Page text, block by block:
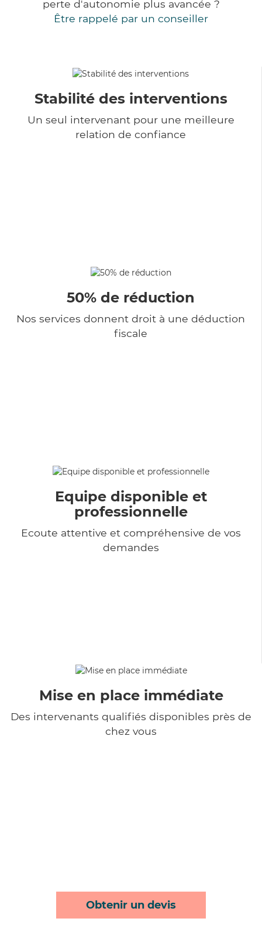
perte d'autonomie plus avancée ?
Être rappelé par un conseiller
Stabilité des interventions
Un seul intervenant pour une meilleure
relation de confiance
50% de réduction
Nos services donnent droit à une déduction
fiscale
Equipe disponible et
professionnelle
Ecoute attentive et compréhensive de vos
demandes
Mise en place immédiate
Des intervenants qualifiés disponibles près de
chez vous
Obtenir un devis